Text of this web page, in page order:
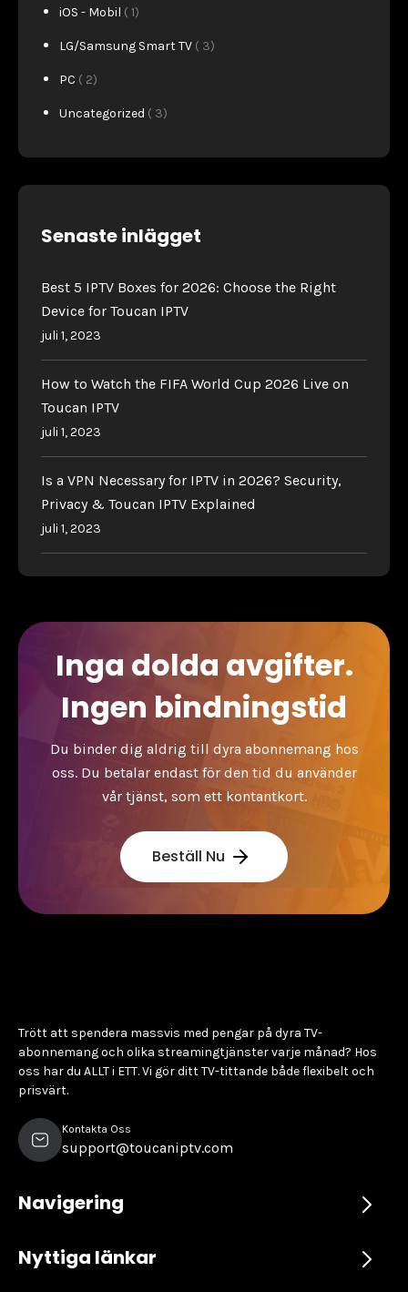
iOS - Mobil ( 1)
LG/Samsung Smart TV ( 3)
PC ( 2)
Uncategorized ( 3)
Senaste inlägget
Best 5 IPTV Boxes for 2026: Choose the Right
Device for Toucan IPTV
juli 1, 2023
How to Watch the FIFA World Cup 2026 Live on
Toucan IPTV
juli 1, 2023
Is a VPN Necessary for IPTV in 2026? Security,
Privacy & Toucan IPTV Explained
juli 1, 2023
Inga dolda avgifter.
Ingen bindningstid
Du binder dig aldrig till dyra abonnemang hos
oss. Du betalar endast för den tid du använder
vår tjänst, som ett kontantkort.
Beställ Nu
Trött att spendera massvis med pengar på dyra TV-
abonnemang och olika streamingtjänster varje månad? Hos
oss har du ALLT i ETT. Vi gör ditt TV-tittande både flexibelt och
prisvärt.
Kontakta Oss
support@toucaniptv.com
Navigering
Nyttiga länkar